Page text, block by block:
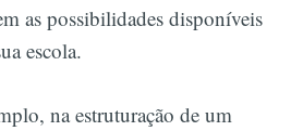
as possibilidades disponíveis
escola.
na estruturação de um